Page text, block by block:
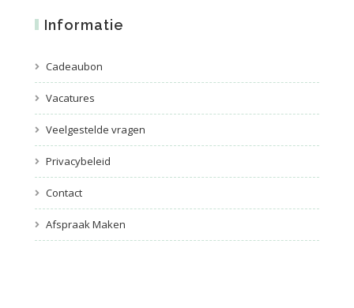
Informatie
Cadeaubon
Vacatures
Veelgestelde vragen
Privacybeleid
Contact
Afspraak Maken